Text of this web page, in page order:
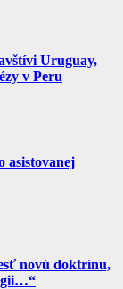
Uruguay,
v Peru
asistovanej
novú doktrínu,